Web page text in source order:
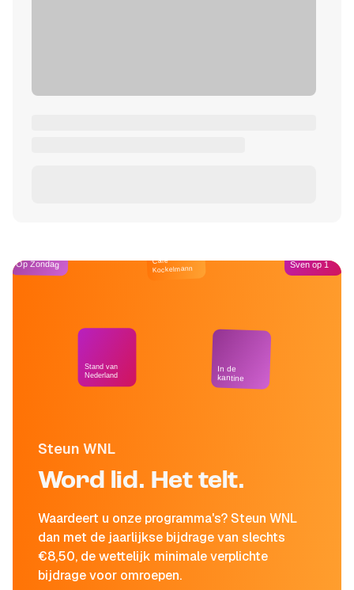
Steun WNL
Word lid. Het telt.
Waardeert u onze programma's? Steun WNL
dan met de jaarlijkse bijdrage van slechts
€8,50, de wettelijk minimale verplichte
bijdrage voor omroepen.
Op Zondag
Stand van
Nederland
Café
Kockelmann
In de
kantine
Sven op 1